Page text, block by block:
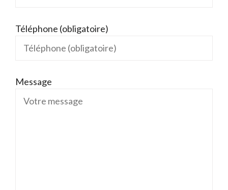
Téléphone (obligatoire)
Message